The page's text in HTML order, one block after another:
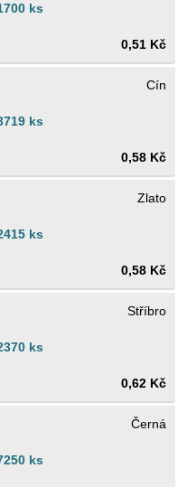
ks
0,51 Kč
Cín
ks
0,58 Kč
Zlato
ks
0,58 Kč
Stříbro
ks
0,62 Kč
Černá
ks